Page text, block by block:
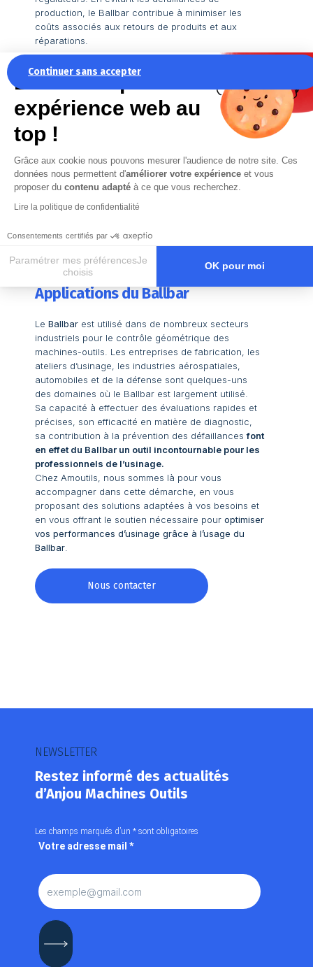
Continuer sans accepter
La recette pour une
expérience web au
top !
Grâce aux cookie nous pouvons mesurer l'audience de notre site. Ces
données nous permettent d'améliorer votre expérience et vous
proposer du contenu adapté à ce que vous recherchez.
Lire la politique de confidentialité
Consentements certifiés par
Paramétrer mes préférencesJe
choisis
OK pour moi
Axeptio consent
Plateforme de Gestion du Consentement : Personnalisez vos
production, le Ballbar contribue à minimiser les
coûts associés aux retours de produits et aux
réparations.
Formations et Compétences
Enfin, l’utilisation du Ballbar nécessite des
compétences afin de comprendre, analyser les
mesures afin de proposer des corrections.
Nous contacter
Applications du Ballbar
Le Ballbar est utilisé dans de nombreux secteurs
industriels pour le contrôle géométrique des
machines-outils. Les entreprises de fabrication, les
ateliers d’usinage, les industries aérospatiales,
automobiles et de la défense sont quelques-uns
des domaines où le Ballbar est largement utilisé.
Sa capacité à effectuer des évaluations rapides et
précises, son efficacité en matière de diagnostic,
sa contribution à la prévention des défaillancesfont
en effet du Ballbar un outil incontournable pour les
professionnels de l’usinage.
Chez Amoutils, nous sommes là pour vous
accompagner dans cette démarche, en vous
proposant des solutions adaptées à vos besoins et
en vous offrant le soutien nécessaire pour optimiser
vos performances d’usinage grâce à l’usage du
Ballbar
Nous contacter
NEWSLETTER
Restez informé des actualités
d’Anjou Machines Outils
Les champs marqués d’un * sont obligatoires
Votre adresse mail *